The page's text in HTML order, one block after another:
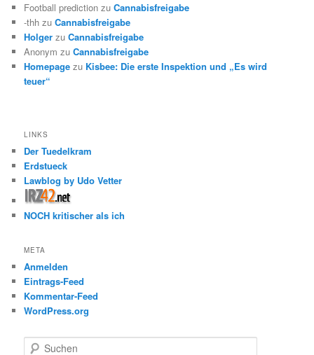
Football prediction zuCannabisfreigabe
-thh zuCannabisfreigabe
Holger zuCannabisfreigabe
Anonym zuCannabisfreigabe
Homepage zu Kisbee: Die erste Inspektion und „Es wird
teuer“
LINKS
Der Tuedelkram
Erdstueck
Lawblog by Udo Vetter
NOCH kritischer als ich
META
Anmelden
Eintrags-Feed
Kommentar-Feed
WordPress.org